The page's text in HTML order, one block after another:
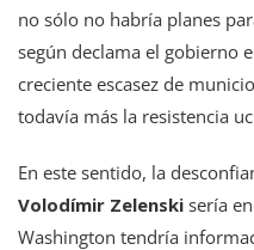
no sólo no habría planes
según declama el gobierno
creciente escasez de
todavía más la resistencia
En este sentido, la
Volodímir Zelenski sería
Washington tendría